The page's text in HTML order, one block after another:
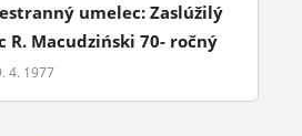
umelec: Zaslúžilý
R. Macudziński 70- ročný
4. 1977